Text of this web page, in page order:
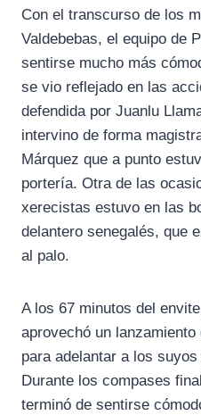
Con el transcurso de los
Valdebebas, el equipo de
sentirse mucho más
se vio reflejado en las
defendida por Juanlu
intervino de forma
Márquez que a punto
portería. Otra de las
xerecistas estuvo en las
delantero senegalés, que
al palo.
A los 67 minutos del
aprovechó un
para adelantar a los
Durante los compases
terminó de sentirse